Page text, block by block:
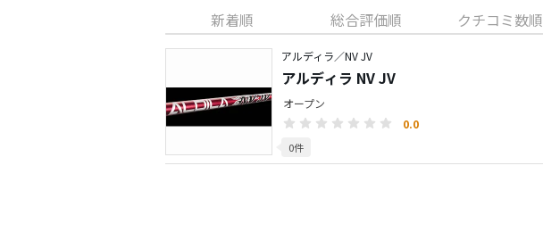
新着順 総合評価順 クチコミ数順
アルディラ／NV JV
アルディラ NV JV
オープン
0.0
0件